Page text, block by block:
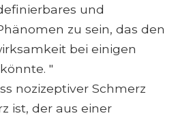
und
zu sein, das den
bei einigen
"
nozizeptiver Schmerz
ist, der aus einer